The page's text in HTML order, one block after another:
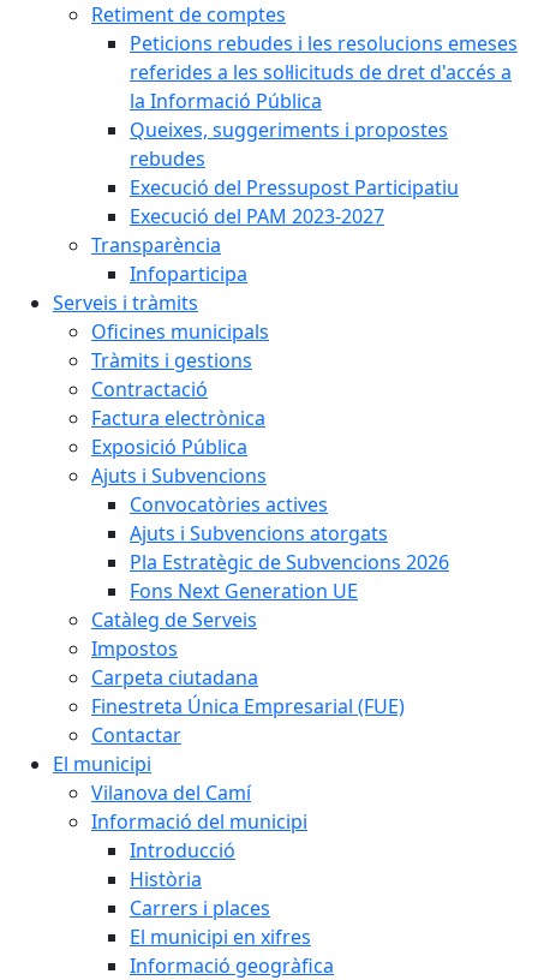
Retiment de comptes
Peticions rebudes i les resolucions emeses
referides a les sol·licituds de dret d'accés a
la Informació Pública
Queixes, suggeriments i propostes
rebudes
Execució del Pressupost Participatiu
Execució del PAM 2023-2027
Transparència
Infoparticipa
Serveis i tràmits
Oficines municipals
Tràmits i gestions
Contractació
Factura electrònica
Exposició Pública
Ajuts i Subvencions
Convocatòries actives
Ajuts i Subvencions atorgats
Pla Estratègic de Subvencions 2026
Fons Next Generation UE
Catàleg de Serveis
Impostos
Carpeta ciutadana
Finestreta Única Empresarial (FUE)
Contactar
El municipi
Vilanova del Camí
Informació del municipi
Introducció
Història
Carrers i places
El municipi en xifres
Informació geogràfica